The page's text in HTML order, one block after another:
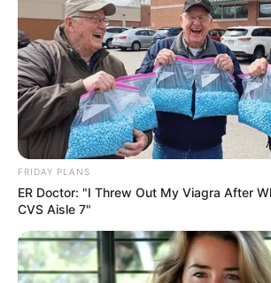
FRIDAY PLANS
ER Doctor: "I Threw Out My Viagra After
CVS Aisle 7"